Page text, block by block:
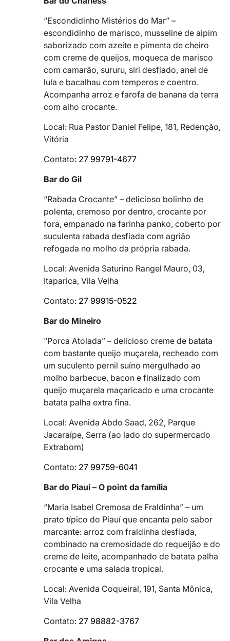
“Escondidinho Mistérios do Mar” –
escondidinho de marisco, musseline de aipim
saborizado com azeite e pimenta de cheiro
com creme de queijos, moqueca de marisco
com camarão, sururu, siri desfiado, anel de
lula e bacalhau com temperos e coentro.
Acompanha arroz e farofa de banana da terra
com alho crocante.
Local: Rua Pastor Daniel Felipe, 181, Redenção,
Vitória
Contato: 27 99791-4677
Bar do Gil
“Rabada Crocante” – delicioso bolinho de
polenta, cremoso por dentro, crocante por
fora, empanado na farinha panko, coberto por
suculenta rabada desfiada com agrião
refogada no molho da própria rabada.
Local: Avenida Saturino Rangel Mauro, 03,
Itaparica, Vila Velha
Contato: 27 99915-0522
Bar do Mineiro
“Porca Atolada” – delicioso creme de batata
com bastante queijo muçarela, recheado com
um suculento pernil suíno mergulhado ao
molho barbecue, bacon e finalizado com
queijo muçarela maçaricado e uma crocante
batata palha extra fina.
Local: Avenida Abdo Saad, 262, Parque
Jacaraípe, Serra (ao lado do supermercado
Extrabom)
Contato: 27 99759-6041
Bar do Piauí – O point da família
“Maria Isabel Cremosa de Fraldinha” – um
prato típico do Piauí que encanta pelo sabor
marcante: arroz com fraldinha desfiada,
combinado na cremosidade do requeijão e do
creme de leite, acompanhado de batata palha
crocante e uma salada tropical.
Local: Avenida Coqueiral, 191, Santa Mônica,
Vila Velha
Contato: 27 98882-3767